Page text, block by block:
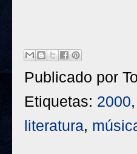
Publicado por
Etiquetas: 2000,
literatura,